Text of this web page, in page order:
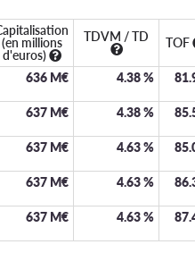
(en millions
d'euros)
TDVM / TD TOF
636 M€ 4.38%
637 M€ 4.38%
637 M€ 4.63%
637 M€ 4.63%
637 M€ 4.63%